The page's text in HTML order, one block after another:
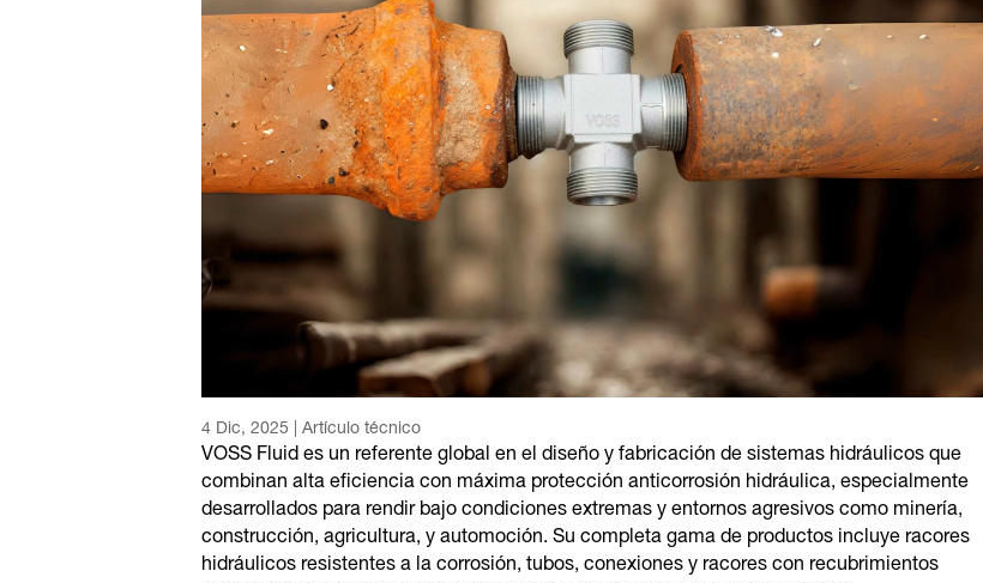
4 Dic, 2025 Artículo técnico
VOSS Fluid es un referente global en el diseño y fabricación de sistemas hidráulicos que
combinan alta eficiencia con máxima protección anticorrosión hidráulica, especialmente
desarrollados para rendir bajo condiciones extremas y entornos agresivos como minería,
construcción, agricultura, y automoción. Su completa gama de productos incluye racores
hidráulicos resistentes a la corrosión, tubos, conexiones y racores con recubrimientos